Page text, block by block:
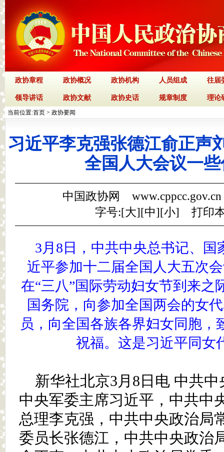
政协章程 政协概况 政协机构 人员组成 往届
领导讲话 政协文献 政协史话 规章制度 理论
当前位置:首页 > 政协要闻
习近平李克强张德江俞正声
全国人大会议一
中国政协网
字号:[大][中][小] 打印
3月8日，中共中央总书记、
近平参加十二届全国人大五次
在“三八”国际劳动妇女节到来之
国务院，向参加全国两会的女
员，向全国各族各界妇女同胞，
祝福。这是习近平同女
新华社北京3月8日电 中共
中央军委主席习近平，中共中
总理李克强，中共中央政治局
委员长张德江，中共中央政治